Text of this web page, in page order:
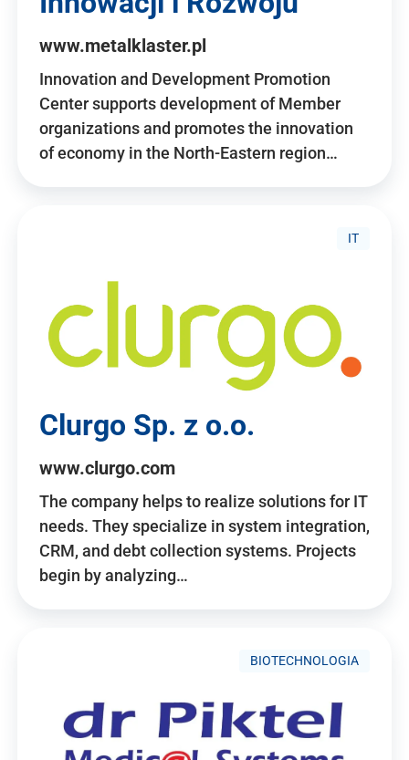
www.metalklaster.pl
Innovation and Development Promotion
Center supports development of Member
organizations and promotes the innovation
of economy in the North-Eastern region…
IT
Clurgo Sp. z o.o.
www.clurgo.com
The company helps to realize solutions for IT
needs. They specialize in system integration,
CRM, and debt collection systems. Projects
begin by analyzing…
BIOTECHNOLOGIA